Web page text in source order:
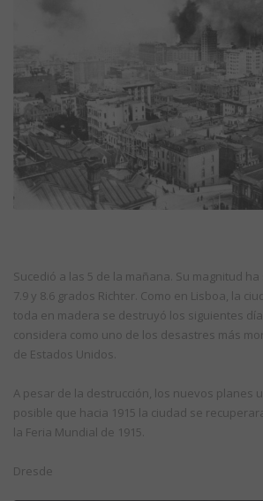
Sucedió a las 5 de la mañana. Su magnitud
7.9 y 8.6 grados Richter. Como en Lisboa, la
toda en madera se destruyó los siguientes
considera como uno de los desastres más
de Estados Unidos.
A pesar de la destrucción, los nuevos planes
posible que hacia 1915 la ciudad se
la Feria Mundial de 1915.
Dresde